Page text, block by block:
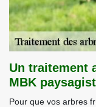
Un traitement
MBK
Pour que vos arbres